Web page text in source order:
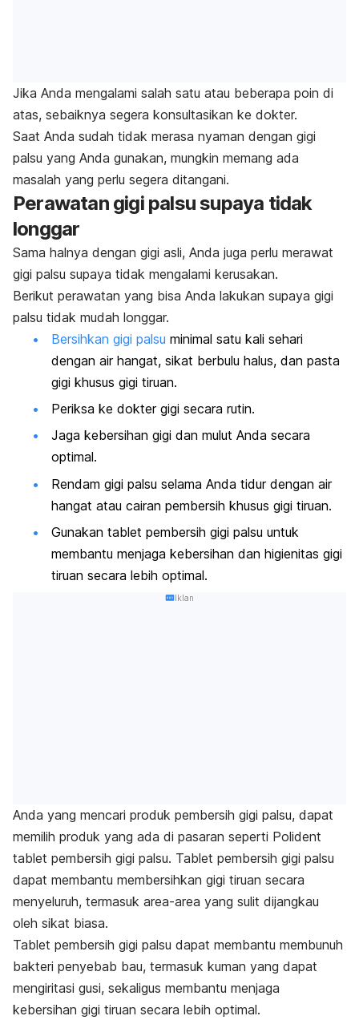
Jika Anda mengalami salah satu atau beberapa poin di
atas, sebaiknya segera konsultasikan ke dokter.
Saat Anda sudah tidak merasa nyaman dengan gigi
palsu yang Anda gunakan, mungkin memang ada
masalah yang perlu segera ditangani.
Perawatan gigi palsu supaya tidak
longgar
Sama halnya dengan gigi asli, Anda juga perlu merawat
gigi palsu supaya tidak mengalami kerusakan.
Berikut perawatan yang bisa Anda lakukan supaya gigi
palsu tidak mudah longgar.
Bersihkan gigi palsu minimal satu kali sehari
dengan air hangat, sikat berbulu halus, dan pasta
gigi khusus gigi tiruan.
Periksa ke dokter gigi secara rutin.
Jaga kebersihan gigi dan mulut Anda secara
optimal.
Rendam gigi palsu selama Anda tidur dengan air
hangat atau cairan pembersih khusus gigi tiruan.
Gunakan tablet pembersih gigi palsu untuk
membantu menjaga kebersihan dan higienitas gigi
tiruan secara lebih optimal.
Iklan
Anda yang mencari produk pembersih gigi palsu, dapat
memilih produk yang ada di pasaran seperti Polident
tablet pembersih gigi palsu. Tablet pembersih gigi palsu
dapat membantu membersihkan gigi tiruan secara
menyeluruh, termasuk area-area yang sulit dijangkau
oleh sikat biasa.
Tablet pembersih gigi palsu dapat membantu membunuh
bakteri penyebab bau, termasuk kuman yang dapat
mengiritasi gusi, sekaligus membantu menjaga
kebersihan gigi tiruan secara lebih optimal.